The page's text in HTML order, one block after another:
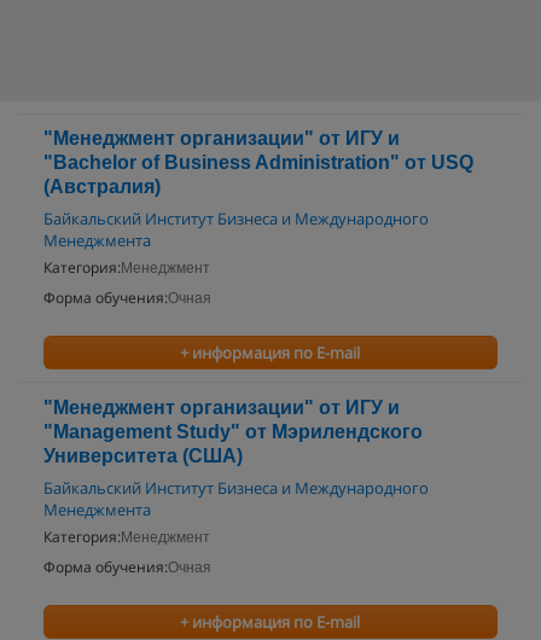
"Менеджмент организации" от ИГУ и
"Bachelor of Business Administration" от USQ
(Австралия)
Байкальский Институт Бизнеса и Международного
Менеджмента
Категория: Менеджмент
Форма обучения:Очная
+ информация по E-mail
"Менеджмент организации" от ИГУ и
"Management Study" от Мэрилендского
Университета (США)
Байкальский Институт Бизнеса и Международного
Менеджмента
Категория: Менеджмент
Форма обучения:Очная
+ информация по E-mail